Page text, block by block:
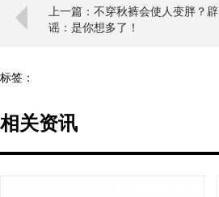
上一篇：不穿秋裤会使人变胖？辟
谣：是你想多了！
标签：
相关资讯